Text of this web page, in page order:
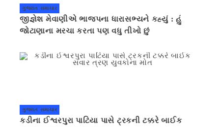
ગુજરાત સમાચાર
જીજ્ઞેશ મેવાણીએ ભાજપના ધારાસભ્યને કહ્યું : હું
જોટાણાના મરચા કરતા પણ વધુ તીખો છું
ગુજરાત સમાચાર
કડીના ઈશ્વરપુરા પાટિયા પાસે ટ્રકની ટક્કરે બાઈક